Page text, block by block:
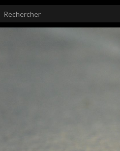
Search for: